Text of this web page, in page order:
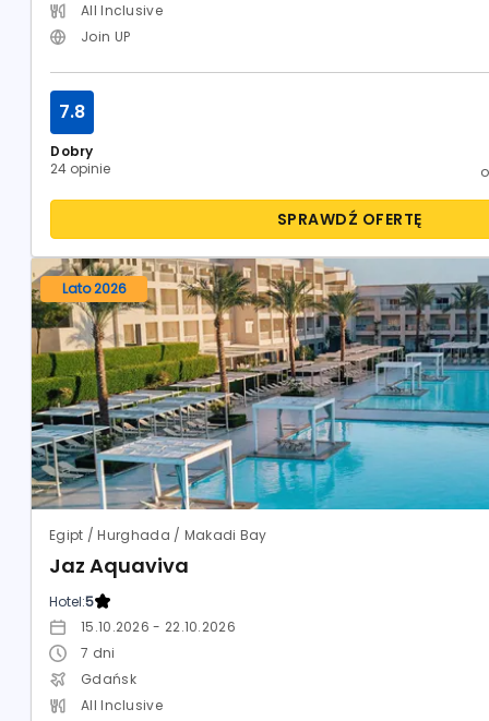
All Inclusive
Join UP
Dobry
24 opinie
7.8
SPRAWDŹ OFERTĘ
Lato 2026
Egipt / Hurghada / Makadi Bay
Jaz Aquaviva
Hotel:5
15.10.2026 - 22.10.2026
7 dni
Gdańsk
All Inclusive